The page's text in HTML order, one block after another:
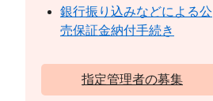
銀行振り込みなどによる公
売保証金納付手続き
指定管理者の募集